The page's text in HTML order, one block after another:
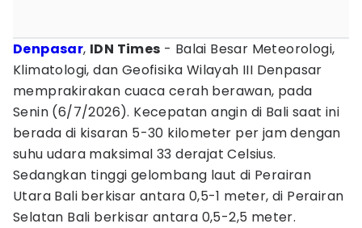
Denpasar, IDN Times - Balai Besar Meteorologi,
Klimatologi, dan Geofisika Wilayah III Denpasar
memprakirakan cuaca cerah berawan, pada
Senin (6/7/2026). Kecepatan angin di Bali saat ini
berada di kisaran 5-30 kilometer per jam dengan
suhu udara maksimal 33 derajat Celsius.
Sedangkan tinggi gelombang laut di Perairan
Utara Bali berkisar antara 0,5-1 meter, di Perairan
Selatan Bali berkisar antara 0,5-2,5 meter.